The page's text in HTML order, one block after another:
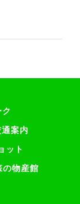
通案内
ット
の物産館